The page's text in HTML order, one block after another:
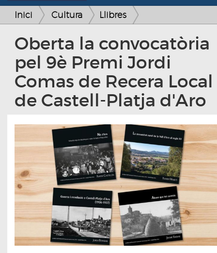
Inici Cultura Llibres
Oberta la convocatòria
pel 9è Premi Jordi
Comas de Recera Local
de Castell-Platja d'Aro